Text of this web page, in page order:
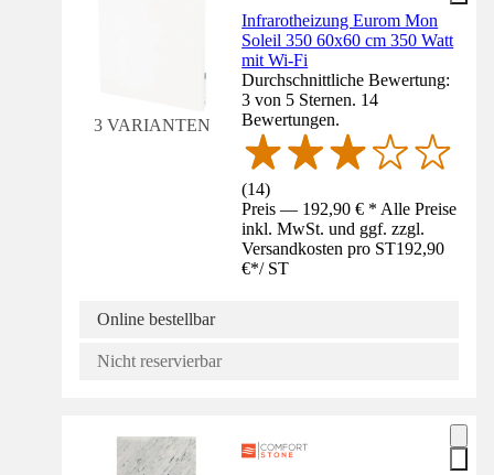
3 VARIANTEN
Infrarotheizung Eurom Mon
Soleil 350 60x60 cm 350 Watt
mit Wi-Fi
Durchschnittliche Bewertung:
3 von 5 Sternen. 14
Bewertungen.
(14)
Preis — 192,90 € * Alle Preise
inkl. MwSt. und ggf. zzgl.
Versandkosten pro ST192,90
€*/ ST
Online bestellbar
Nicht reservierbar